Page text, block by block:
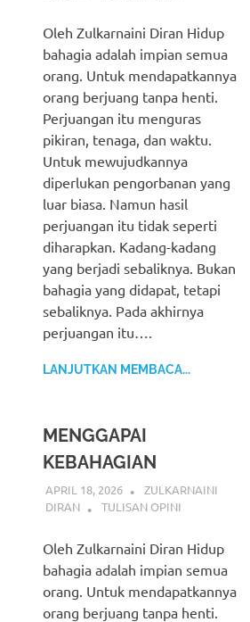
Oleh Zulkarnaini Diran Hidup
bahagia adalah impian semua
orang. Untuk mendapatkannya
orang berjuang tanpa henti.
Perjuangan itu menguras
pikiran, tenaga, dan waktu.
Untuk mewujudkannya
diperlukan pengorbanan yang
luar biasa. Namun hasil
perjuangan itu tidak seperti
diharapkan. Kadang-kadang
yang berjadi sebaliknya. Bukan
bahagia yang didapat, tetapi
sebaliknya. Pada akhirnya
perjuangan itu….
LANJUTKAN MEMBACA...
MENGGAPAI
KEBAHAGIAN
APRIL 18, 2026
ZULKARNAINI
DIRAN
TULISAN OPINI
Oleh Zulkarnaini Diran Hidup
bahagia adalah impian semua
orang. Untuk mendapatkannya
orang berjuang tanpa henti.